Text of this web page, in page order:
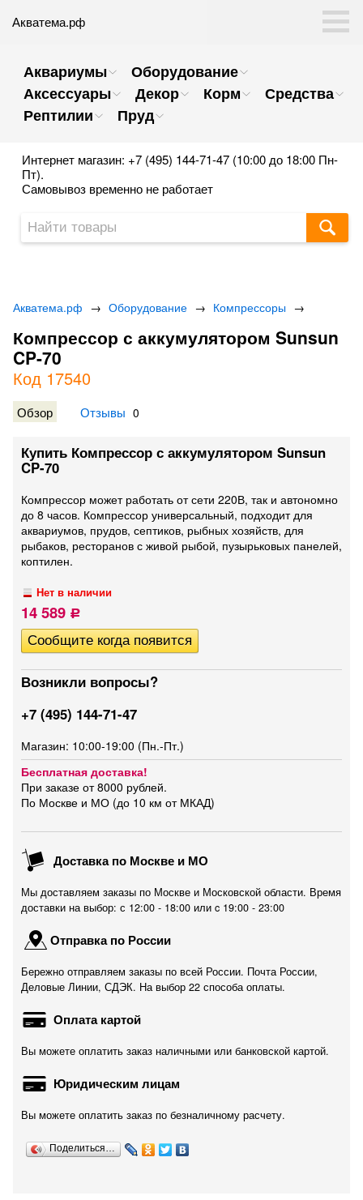
Акватема.рф
Аквариумы
Оборудование
Аксессуары
Декор Корм
Средства
Рептилии
Пруд
Интернет магазин: +7 (495) 144-71-47 (10:00 до 18:00 Пн-
Пт).
Самовывоз временно не работает
Акватема.рф → Оборудование → Компрессоры →
Компрессор с аккумулятором Sunsun
CP-70
Код 17540
Обзор Отзывы 0
Купить Компрессор с аккумулятором Sunsun
CP-70
Компрессор может работать от сети 220В, так и автономно
до 8 часов. Компрессор универсальный, подходит для
аквариумов, прудов, септиков, рыбных хозяйств, для
рыбаков, ресторанов с живой рыбой, пузырьковых панелей,
коптилен.
Нет в наличии
14 589 Р
Возникли вопросы?
+7 (495) 144-71-47
Магазин: 10:00-19:00 (Пн.-Пт.)
Бесплатная доставка!
При заказе от 8000 рублей.
По Москве и МО (до 10 км от МКАД)
Доставка по Москве и МО
Мы доставляем заказы по Москве и Московской области. Время
доставки на выбор: с 12:00 - 18:00 или c 19:00 - 23:00
Отправка по России
Бережно отправляем заказы по всей России. Почта России,
Деловые Линии, СДЭК. На выбор 22 способа оплаты.
Оплата картой
Вы можете оплатить заказ наличными или банковской картой.
Юридическим лицам
Вы можете оплатить заказ по безналичному расчету.
Поделиться…